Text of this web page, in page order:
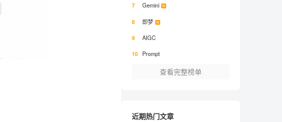
7
Gemini
8 即梦
9
AIGC
10
Prompt
查看完整榜单
近期热门文章